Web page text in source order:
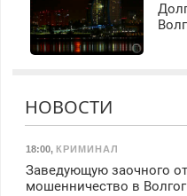
НОВОСТИ
18:00, КРИМИНАЛ
Заведующую заочного
мошенничество в